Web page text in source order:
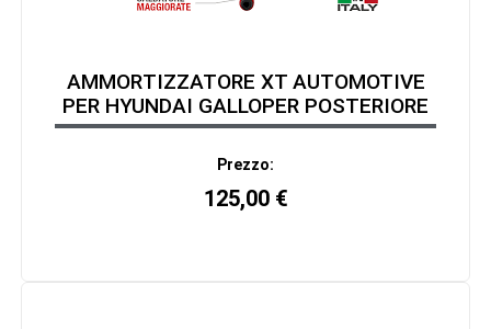
AMMORTIZZATORE XT AUTOMOTIVE
PER HYUNDAI GALLOPER POSTERIORE
Prezzo:
125,00 €